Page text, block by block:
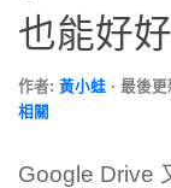
也能好
作者: 黃小蛙 · 最後更
相關
Google Drive